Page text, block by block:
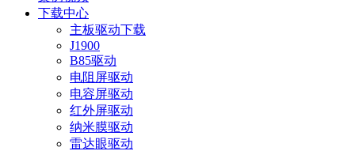
下载中心
主板驱动下载
J1900
B85驱动
电阻屏驱动
电容屏驱动
红外屏驱动
纳米膜驱动
雷达眼驱动